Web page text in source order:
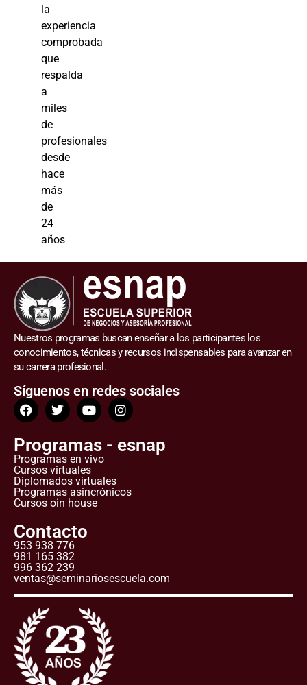
la
experiencia
comprobada
que
respalda
a
miles
de
profesionales
desde
hace
más
de
24
años
Nuestros programas buscan enseñar a los participantes los
conocimientos, técnicas y recursos indispensables para avanzar en
su carrera profesional.
Síguenos en redes sociales
Programas - esnap
Programas en vivo
Cursos virtuales
Diplomados virtuales
Programas asincrónicos
Cursos oin house
Contacto
953 938 776
981 165 382
996 362 239
ventas@seminariosescuela.com